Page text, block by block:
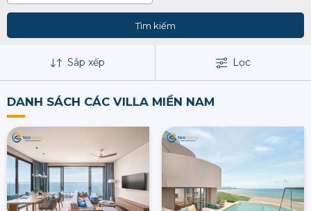
Tìm kiếm
Sắp xếp Lọc
DANH SÁCH CÁC VILLA MIỀN NAM